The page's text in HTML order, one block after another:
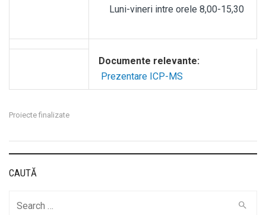
Luni-vineri intre orele 8,00-15,30
Documente relevante:
Prezentare ICP-MS
Proiecte finalizate
CAUTĂ